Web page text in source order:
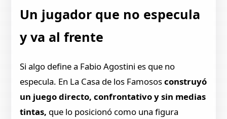
Un jugador que no especula
y va al frente
Si algo define a Fabio Agostini es que no
especula. En La Casa de los Famososconstruyó
un juego directo, confrontativo y sin medias
tintas, que lo posicionó como una figura